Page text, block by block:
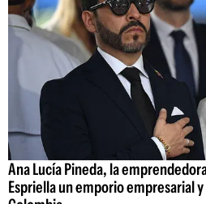
Ana Lucía Pineda, la
Espriella un emporio empresarial